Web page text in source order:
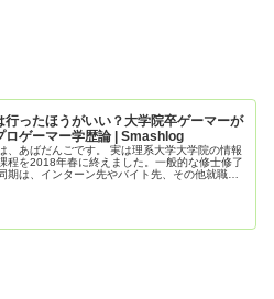
行ったほうがいい？大学院卒ゲーマーが
ロゲーマー学歴論 | Smashlog
、あばだんごです。 実は理系大学大学院の情報
程を2018年春に終えました。一般的な修士修了
期は、インターン先やバイト先、その他就職活